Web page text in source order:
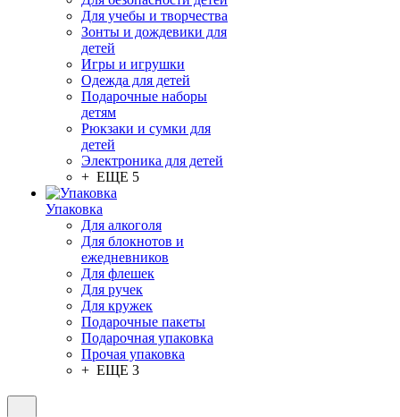
Для учебы и творчества
Зонты и дождевики для
детей
Игры и игрушки
Одежда для детей
Подарочные наборы
детям
Рюкзаки и сумки для
детей
Электроника для детей
+ ЕЩЕ 5
Упаковка
Для алкоголя
Для блокнотов и
ежедневников
Для флешек
Для ручек
Для кружек
Подарочные пакеты
Подарочная упаковка
Прочая упаковка
+ ЕЩЕ 3